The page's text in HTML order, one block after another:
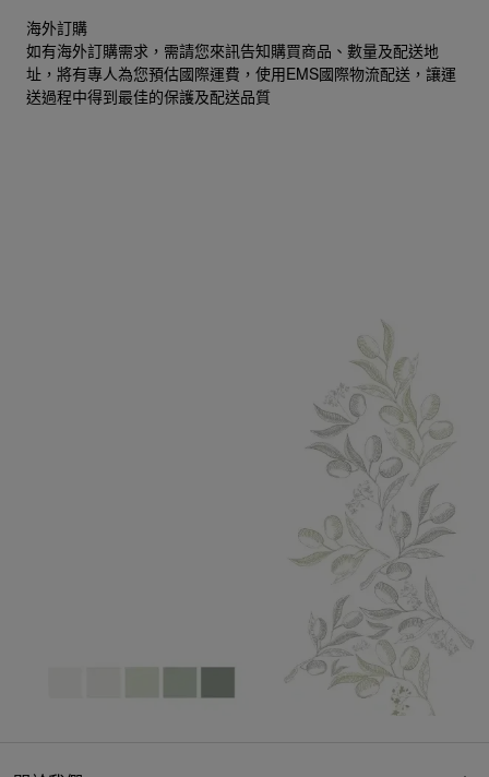
海外訂購
如有海外訂購需求，需請您來訊告知購買商品、數量及配送地
址，將有專人為您預估國際運費，使用EMS國際物流配送，讓運
送過程中得到最佳的保護及配送品質